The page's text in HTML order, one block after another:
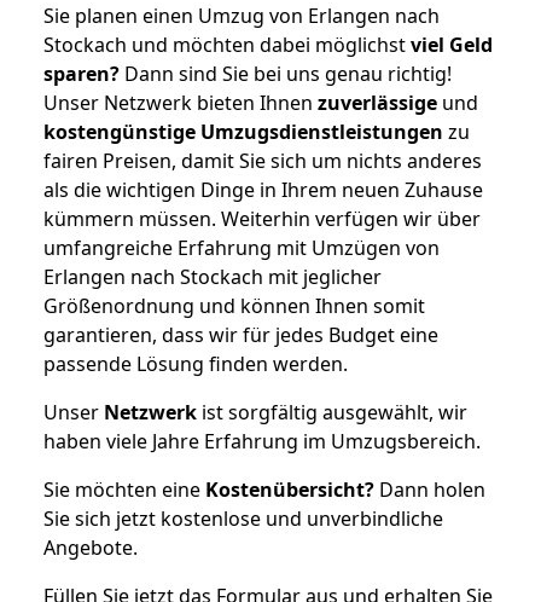
Sie planen einen Umzug von Erlangen nach
Stockach und möchten dabei möglichstviel Geld
sparen? Dann sind Sie bei uns genau richtig!
Unser Netzwerk bieten Ihnen zuverlässige und
kostengünstige Umzugsdienstleistungen zu
fairen Preisen, damit Sie sich um nichts anderes
als die wichtigen Dinge in Ihrem neuen Zuhause
kümmern müssen. Weiterhin verfügen wir über
umfangreiche Erfahrung mit Umzügen von
Erlangen nach Stockach mit jeglicher
Größenordnung und können Ihnen somit
garantieren, dass wir für jedes Budget eine
passende Lösung finden werden.
Unser Netzwerk ist sorgfältig ausgewählt, wir
haben viele Jahre Erfahrung im Umzugsbereich.
Sie möchten eine Kostenübersicht? Dann holen
Sie sich jetzt kostenlose und unverbindliche
Angebote.
Füllen Sie jetzt das Formular aus und erhalten Sie